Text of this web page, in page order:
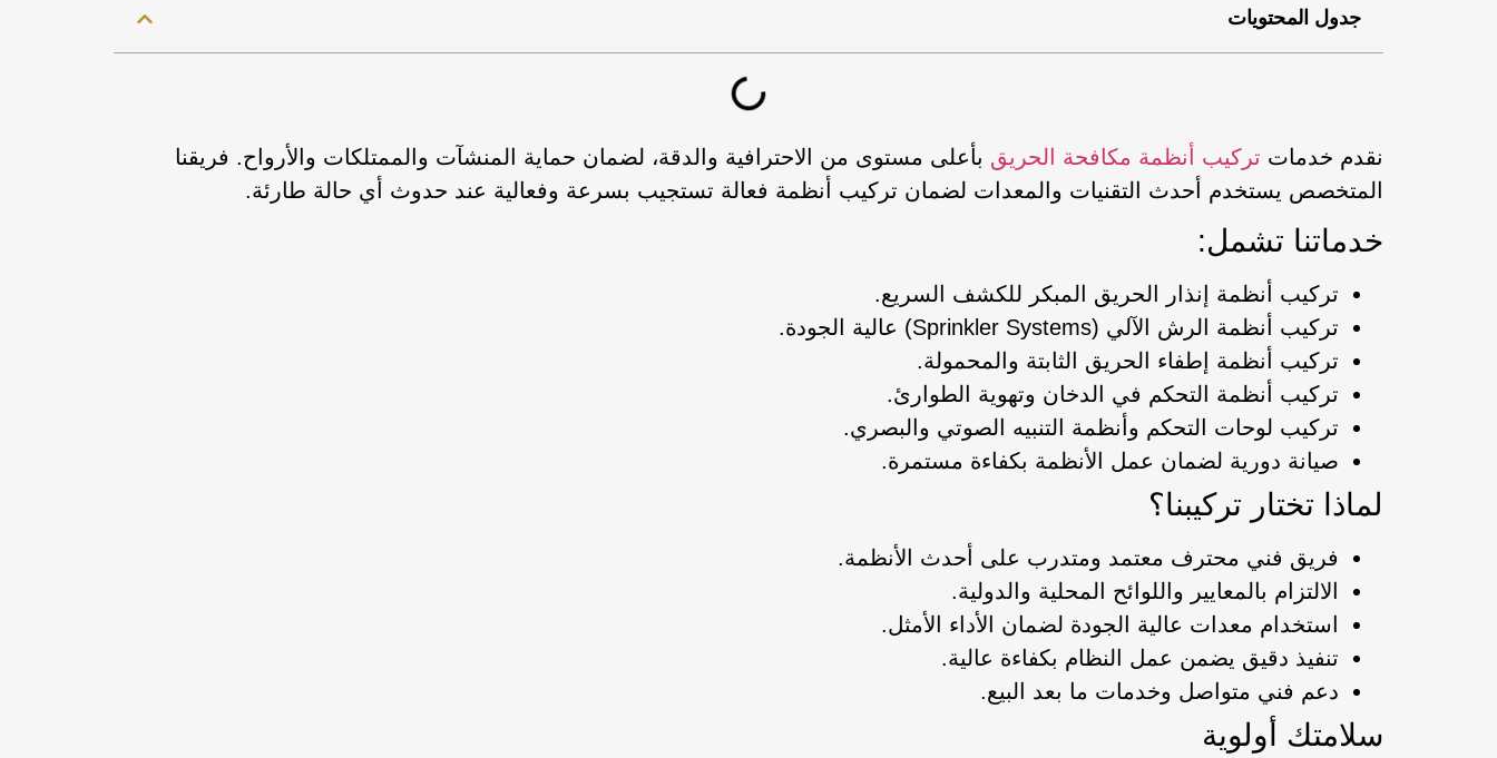
جدول المحتويات
نقدم خدمات تركيب أنظمة مكافحة الحريق بأعلى مستوى من الاحترافية والدقة، لضمان حماية المنشآت والممتلكات والأرواح. فريقنا
المتخصص يستخدم أحدث التقنيات والمعدات لضمان تركيب أنظمة فعالة تستجيب بسرعة وفعالية عند حدوث أي حالة طارئة.
خدماتنا تشمل:
تركيب أنظمة إنذار الحريق المبكر للكشف السريع.
تركيب أنظمة الرش الآلي (Sprinkler Systems) عالية الجودة.
تركيب أنظمة إطفاء الحريق الثابتة والمحمولة.
تركيب أنظمة التحكم في الدخان وتهوية الطوارئ.
تركيب لوحات التحكم وأنظمة التنبيه الصوتي والبصري.
صيانة دورية لضمان عمل الأنظمة بكفاءة مستمرة.
لماذا تختار تركيبنا؟
فريق فني محترف معتمد ومتدرب على أحدث الأنظمة.
الالتزام بالمعايير واللوائح المحلية والدولية.
استخدام معدات عالية الجودة لضمان الأداء الأمثل.
تنفيذ دقيق يضمن عمل النظام بكفاءة عالية.
دعم فني متواصل وخدمات ما بعد البيع.
سلامتك أولوية